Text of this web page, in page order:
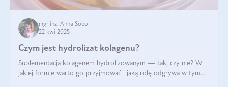
mgr inż. Anna Sobol
22 kwi 2025
Czym jest hydrolizat kolagenu?
Suplementacja kolagenem hydrolizowanym — tak, czy nie? W
jakiej formie warto go przyjmować i jaką rolę odgrywa w tym